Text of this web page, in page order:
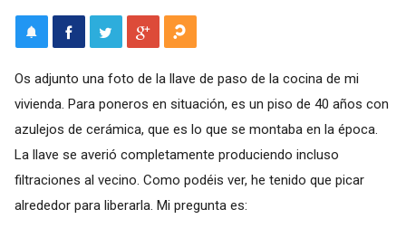
Os adjunto una foto de la llave de paso de la cocina de mi
vivienda. Para poneros en situación, es un piso de 40 años con
azulejos de cerámica, que es lo que se montaba en la época.
La llave se averió completamente produciendo incluso
filtraciones al vecino. Como podéis ver, he tenido que picar
alrededor para liberarla. Mi pregunta es: